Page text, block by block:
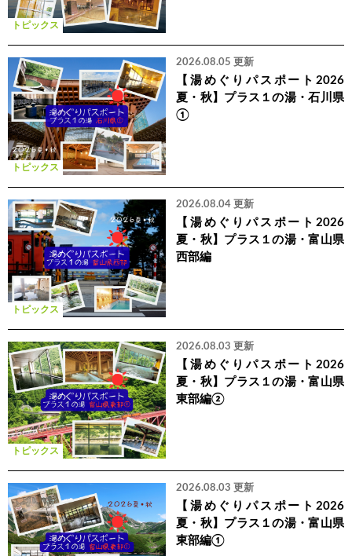
トピックス
トピックス
2026.08.05 更新
【湯めぐりパスポート2026
夏・秋】プラス１の湯・石川県
①
トピックス
2026.08.04 更新
【湯めぐりパスポート2026
夏・秋】プラス１の湯・富山県
西部編
トピックス
2026.08.03 更新
【湯めぐりパスポート2026
夏・秋】プラス１の湯・富山県
東部編②
2026.08.03 更新
【湯めぐりパスポート2026
夏・秋】プラス１の湯・富山県
東部編①